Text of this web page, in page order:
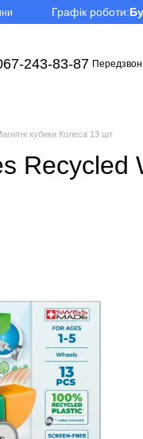
Графік роботи:
243-83-87
кубики Колеса 13 шт
Recycled